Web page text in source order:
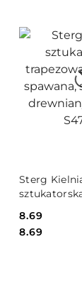
Sterg
szlifowana,
uchwyt
Cena:
8.69
Cena:
8.69
DO